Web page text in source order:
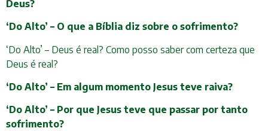
Deus?
‘Do Alto’ – O que a Bíblia diz sobre o sofrimento?
‘Do Alto’ – Deus é real? Como posso saber com certeza que
Deus é real?
‘Do Alto’ – Em algum momento Jesus teve raiva?
‘Do Alto’ – Por que Jesus teve que passar por tanto
sofrimento?